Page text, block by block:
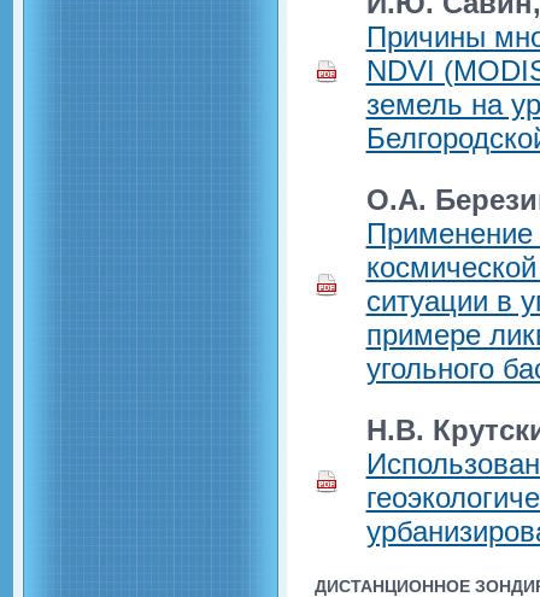
Причины
NDVI
земель на
О.А.
Применение
ситуации в
примере
угольного
Н.В.
ДИСТАНЦИОННОЕ